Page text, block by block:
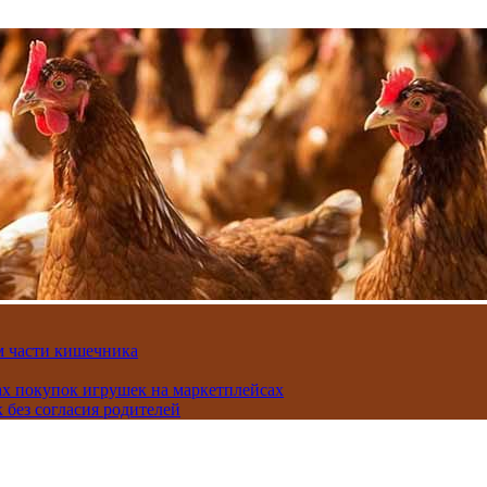
части кишечника
покупок игрушек на маркетплейсах
согласия родителей